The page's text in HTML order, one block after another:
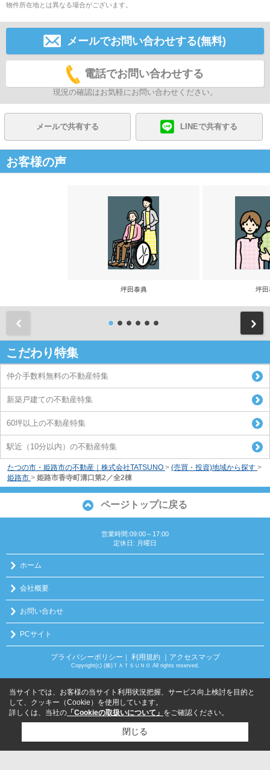
物件所在地とは異なる場合がございます。
メールでお問い合わせする(無料)
電話でお問い合わせする
現況の確認はお気軽にお問い合わせください。
メールで共有する LINEで共有する
お客様の声
坪田泰典 坪田
こだわり特集
仲介手数料無料の不動産特集
新築戸建ての不動産特集
60坪以上の不動産特集
駅近（10分以内）の不動産特集
たつの市・姫路市の不動産｜株式会社TATSUNO > (売買・投資)地域から探す >
姫路市 > 姫路市香寺町溝口第2／全2棟
ページトップに戻る
営業時間:09:00～17:00
定休日: 月曜日
ホーム
会社概要
お問い合わせ
PCサイト
プライバシーポリシー ｜ 利用規約 ｜アクセスマップ
Copyright(c) (株)ＴＡＴＳＵＮＯ All rights reserved.
当サイトでは、お客様の当サイト利用状況把握、サービス向上検討を目的と
して、クッキー（Cookie）を使用しています。
詳しくは、当社の 「Cookieの取扱いについて」 をご確認ください。
閉じる